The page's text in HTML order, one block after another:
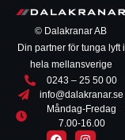
© Dalakranar AB
Din partner för tunga lyft i
hela mellansverige
0243 – 25 50 00
info@dalakranar.se
Måndag-Fredag
7.00-16.00